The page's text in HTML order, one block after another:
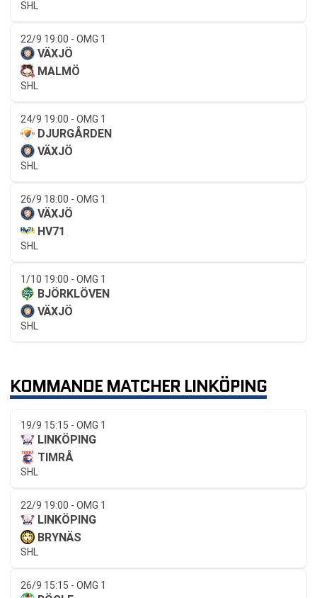
SHL
22/9 19:00 - OMG 1
VÄXJÖ
MALMÖ
SHL
24/9 19:00 - OMG 1
DJURGÅRDEN
VÄXJÖ
SHL
26/9 18:00 - OMG 1
VÄXJÖ
HV71
SHL
1/10 19:00 - OMG 1
BJÖRKLÖVEN
VÄXJÖ
SHL
KOMMANDE MATCHER LINKÖPING
19/9 15:15 - OMG 1
LINKÖPING
TIMRÅ
SHL
22/9 19:00 - OMG 1
LINKÖPING
BRYNÄS
SHL
26/9 15:15 - OMG 1